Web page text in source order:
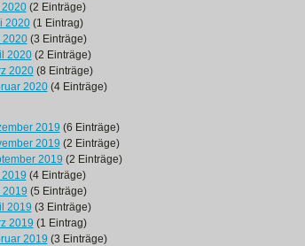
(2 Einträge)
2020(1 Eintrag)
2020(3 Einträge)
2020(2 Einträge)
2020(8 Einträge)
2020(4 Einträge)
2019 (6 Einträge)
2019 (2 Einträge)
2019 (2 Einträge)
(4 Einträge)
2019 (5 Einträge)
2019 (3 Einträge)
2019 (1 Eintrag)
2019 (3 Einträge)